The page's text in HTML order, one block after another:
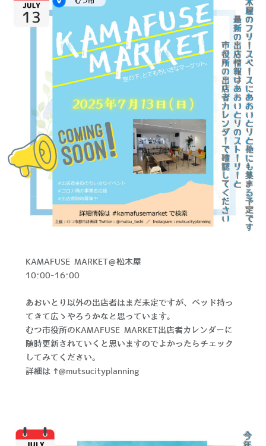
KAMAFUSE MARKET＠松木屋
10:00-16:00
あおいとり以外の出店者はまだ未定ですが、ベッド持っ
てきて広々やろうかなと思っています。
むつ市役所のKAMAFUSE MARKET出店者カレンダーに
随時更新されていくと思いますのでよかったらチェック
してみてください。
詳細は→@mutsucityplanning